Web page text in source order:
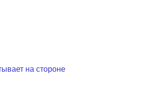
на стороне